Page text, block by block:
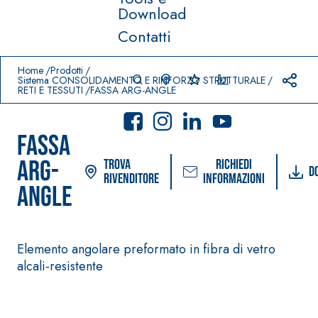
Download
Contatti
Home Prodotti
Sistema CONSOLIDAMENTO E RINFORZO STRUTTURALE
RETI E TESSUTI FASSA ARG-ANGLE
FASSA
ARG-
ANGLE
Trova
rivenditore
Richiedi
informazioni
Elemento angolare preformato in fibra di vetro
alcali-resistente
Prodotti in primo piano
RIVESTIMENTI
AQUA
ZIP ®
–
IMPERMEABILIZ
PITTURE